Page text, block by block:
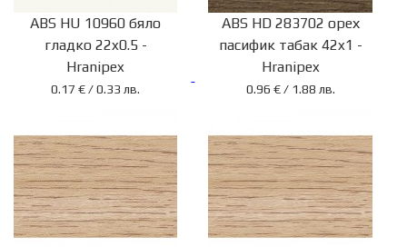
Мебелни
кантове
Мебелен
Мебелни
дръжки
Лепила
и
ABS HU 10960 бяло
гладко 22x0.5 -
Hranipex
0.17 € / 0.33 лв.
ABS HD 283702 орех
пасифик табак 42x1 -
Hranipex
0.96 € / 1.88 лв.